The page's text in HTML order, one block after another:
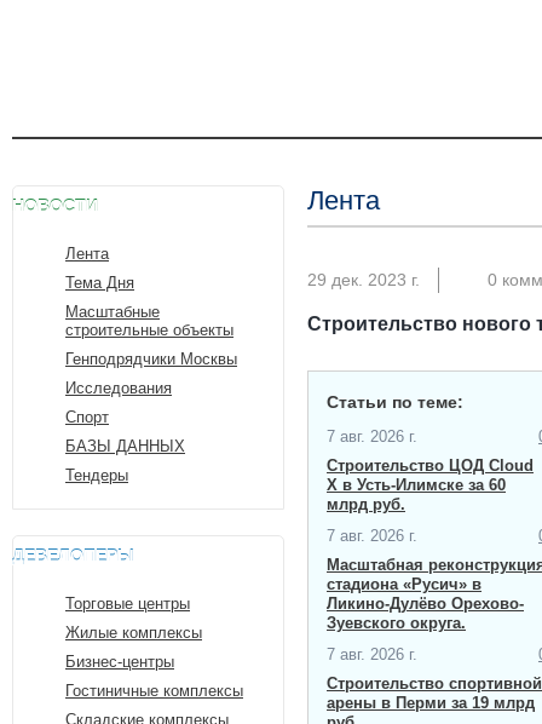
НОВОСТИ
Лента
Тема Дня
Масштабные
строительные объекты
Генподрядчики Москвы
Исследования
Спорт
БАЗЫ ДАННЫХ
Тендеры
ДЕВЕЛОПЕРЫ
Торговые центры
Жилые комплексы
Бизнес-центры
Гостиничные комплексы
Складские комплексы
Лента
29 дек. 2023 г. 0
Строительство нового
Статьи по теме:
7 авг. 2026 г.
Строительство ЦОД Cloud
X в Усть-Илимске за 60
млрд руб.
7 авг. 2026 г.
Масштабная
стадиона «Русич» в
Ликино-Дулёво Орехово-
Зуевского округа.
7 авг. 2026 г.
Строительство спортивной
арены в Перми за 19 млрд